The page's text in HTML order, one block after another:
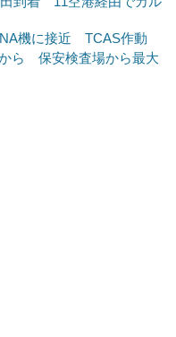
機に接近 TCAS作動
ら 保安検査場から最大